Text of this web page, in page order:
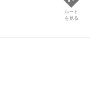
ルート
を見る